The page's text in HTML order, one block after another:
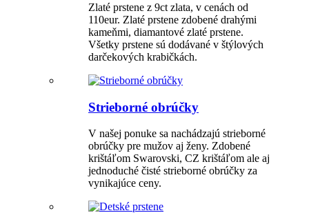
Zlaté prstene z 9ct zlata, v cenách od
110eur. Zlaté prstene zdobené drahými
kameňmi, diamantové zlaté prstene.
Všetky prstene sú dodávané v štýlových
darčekových krabičkách.
Strieborné obrúčky
V našej ponuke sa nachádzajú strieborné
obrúčky pre mužov aj ženy. Zdobené
krištáľom Swarovski, CZ krištáľom ale aj
jednoduché čisté strieborné obrúčky za
vynikajúce ceny.